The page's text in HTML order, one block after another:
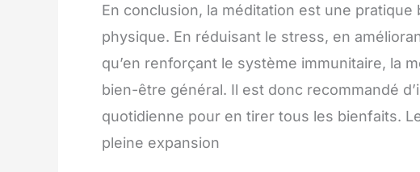
En conclusion, la méditation est une
physique. En réduisant le stress, en
qu’en renforçant le système immunitaire, la
bien-être général. Il est donc recommandé
quotidienne pour en tirer tous les bienfaits.
pleine expansion